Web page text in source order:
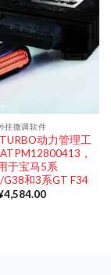
挂微调软件
动力管理工
，
于宝马5系
和3系GT F34
4,584.00